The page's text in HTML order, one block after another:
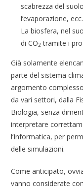
scabrezza del
l’evaporazione,
La biosfera, nel
di CO2 tramite i
Già solamente
parte del sistema
argomento
da vari settori, dalla
Biologia, senza
interpretare
l’Informatica, per
delle simulazioni.
Come anticipato,
vanno considerate